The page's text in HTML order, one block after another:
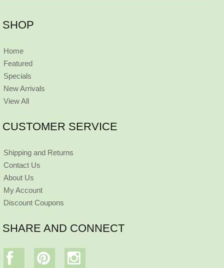
SHOP
Home
Featured
Specials
New Arrivals
View All
CUSTOMER SERVICE
Shipping and Returns
Contact Us
About Us
My Account
Discount Coupons
SHARE AND CONNECT